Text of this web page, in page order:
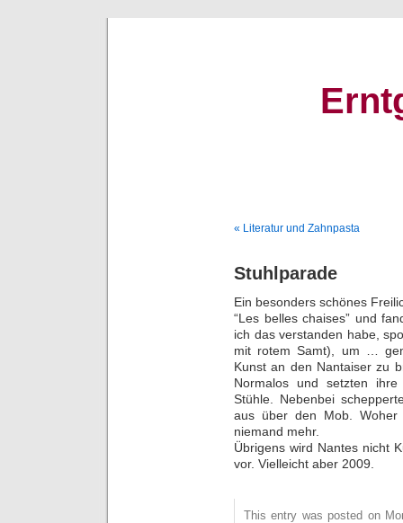
« Literatur und Zahnpasta
Stuhlparade
Ein besonders schönes
“Les belles chaises” und
ich das verstanden habe,
mit rotem Samt), um …
Kunst an den Nantaiser zu
Normalos und setzten
Stühle. Nebenbei
aus über den Mob. Woher
niemand mehr.
Übrigens wird Nantes nicht
vor. Vielleicht aber 2009.
This entry was posted on